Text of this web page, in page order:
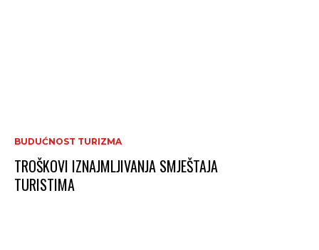
BUDUĆNOST TURIZMA
TROŠKOVI IZNAJMLJIVANJA SMJEŠTAJA
TURISTIMA